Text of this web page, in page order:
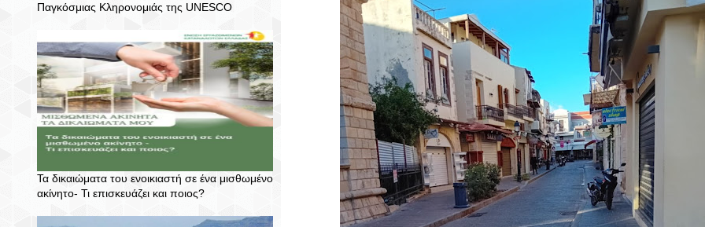
Παγκόσμιας Κληρονομιάς της UNESCO
Τα δικαιώματα του ενοικιαστή σε ένα μισθωμένο
ακίνητο- Τι επισκευάζει και ποιος?